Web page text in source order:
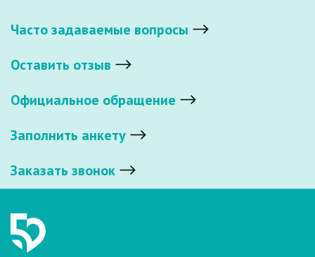
Часто задаваемые вопросы
Оставить отзыв
Официальное обращение
Заполнить анкету
Заказать звонок